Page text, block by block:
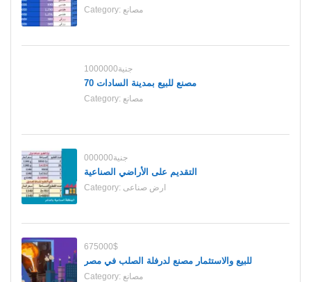
Category: مصانع
1000000جنية
70 مصنع للبيع بمدينة السادات
Category: مصانع
000000جنية
التقديم على الأراضي الصناعية
Category: ارض صناعى
675000$
للبيع والاستثمار مصنع لدرفلة الصلب في مصر
Category: مصانع